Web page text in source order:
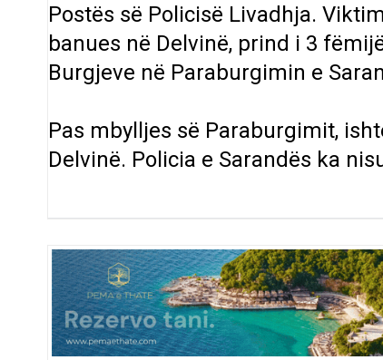
Postës së Policisë Livadhja.
banues në Delvinë, prind i 3
Burgjeve në Paraburgimin e
Pas mbylljes së Paraburgimit,
Delvinë. Policia e Sarandës ka